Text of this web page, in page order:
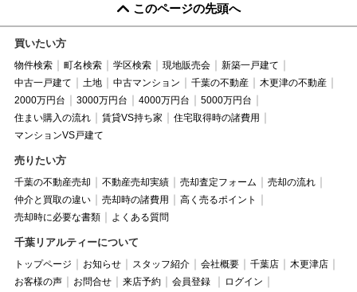
このページの先頭へ
買いたい方
物件検索 町名検索 学区検索 現地販売会
新築一戸建て
中古一戸建て
土地 中古マンション 千葉の不動産
木更津の不動産
2000万円台
3000万円台 4000万円台
5000万円台
住まい購入の流れ
賃貸VS持ち家
住宅取得時の諸費用
マンションVS戸建て
売りたい方
千葉の不動産売却 不動産売却実績 売却査定フォーム
売却の流れ
仲介と買取の違い
売却時の諸費用
高く売るポイント
売却時に必要な書類
よくある質問
千葉リアルティーについて
トップページ お知らせ スタッフ紹介 会社概要 千葉店
木更津店
お客様の声
お問合せ 来店予約 会員登録
ログイン